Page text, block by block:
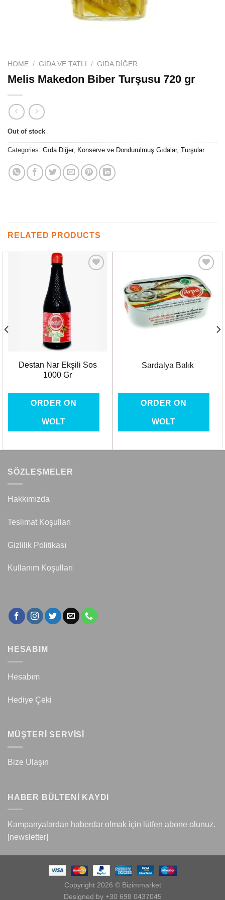
HOME / GIDA VE TATLI / GIDA DIĞER
Melis Makedon Biber Turşusu 720 gr
Out of stock
Categories: Gıda Diğer, Konserve ve Dondurulmuş Gıdalar, Turşular
RELATED PRODUCTS
Destan Nar Ekşili Sos
1000 Gr
ORDER ON
WOLT
Favorilere
Ekle
Sardalya Balık
ORDER ON
WOLT
SÖZLEŞMELER
Hakkımızda
Teslimat Koşulları
Gizlilik Politikası
Kullanım Koşulları
HESABIM
Hesabım
Hediye Çeki
MÜŞTERİ SERVİSİ
Bize Ulaşın
HABER BÜLTENİ KAYDI
Kampanyalardan haberdar olmak için lütfen abone olunuz.
[newsletter]
Copyright 2026 © Bizimmarket
Designed by +30 698 0437045